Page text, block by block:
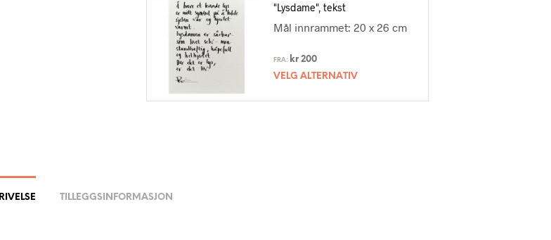
"Lysdame", tekst
Mål innrammet: 20 x 26 cm
FRA: kr 200
VELG ALTERNATIV
TILLEGGSINFORMASJON